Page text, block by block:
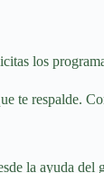
los
te
la ayuda